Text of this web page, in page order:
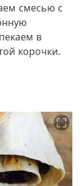
смесью с
в
корочки.